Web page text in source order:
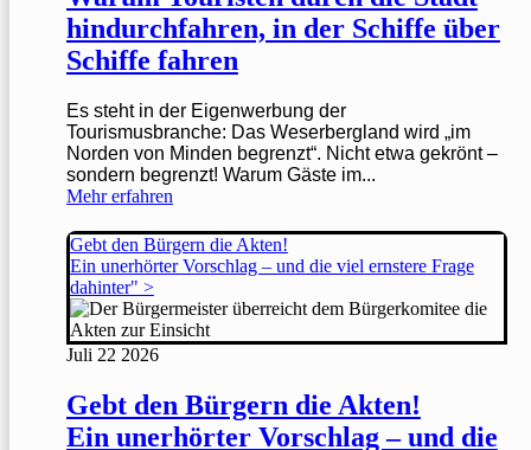
hindurchfahren, in der Schiffe über
Schiffe fahren
Es steht in der Eigenwerbung der
Tourismusbranche: Das Weserbergland wird „im
Norden von Minden begrenzt“. Nicht etwa gekrönt –
sondern begrenzt! Warum Gäste im...
Mehr erfahren
Gebt den Bürgern die Akten!
Ein unerhörter Vorschlag – und die viel ernstere Frage
dahinter" >
Juli 22 2026
Gebt den Bürgern die Akten!
Ein unerhörter Vorschlag – und die